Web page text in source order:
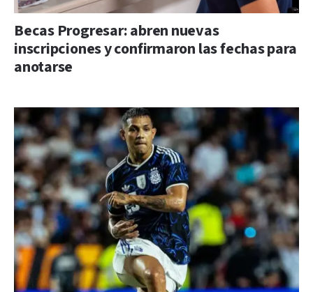
Becas Progresar: abren nuevas
inscripciones y confirmaron las fechas para
anotarse